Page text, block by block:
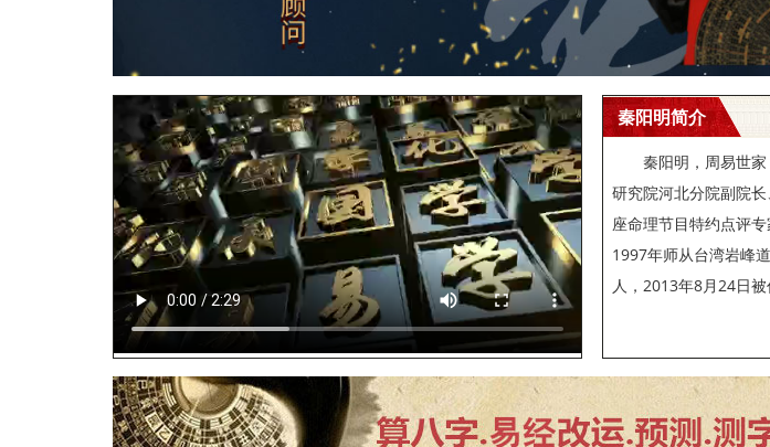
秦阳明简介
秦阳明，周易世
研究院河北分院副院
座命理节目特约点评
1997年师从台湾岩峰
人，2013年8月24日